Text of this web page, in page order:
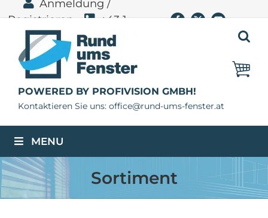
Inhalt
springen
Anmeldung /
Registrieren
+43 1
400 11 06
Facebook
X YouTube
POWERED BY PROFIVISION GMBH!
Kontaktieren Sie uns: office@rund-ums-fenster.at
MENU
Sortiment